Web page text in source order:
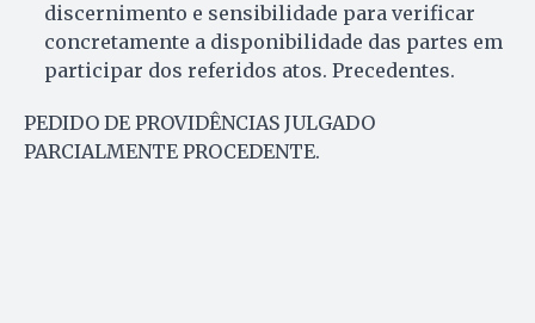
discernimento e sensibilidade para verificar
concretamente a disponibilidade das partes em
participar dos referidos atos. Precedentes.
PEDIDO DE PROVIDÊNCIAS JULGADO
PARCIALMENTE PROCEDENTE.